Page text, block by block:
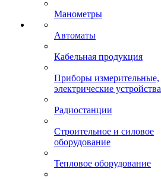
Манометры
Автоматы
Кабельная продукция
Приборы измерительные,
электрические устройства
Радиостанции
Строительное и силовое
оборудование
Тепловое оборудование